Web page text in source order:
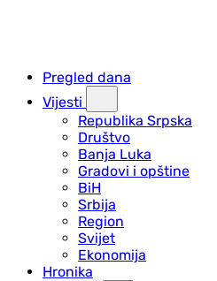
Pregled dana
Vijesti
Republika Srpska
Društvo
Banja Luka
Gradovi i opštine
BiH
Srbija
Region
Svijet
Ekonomija
Hronika